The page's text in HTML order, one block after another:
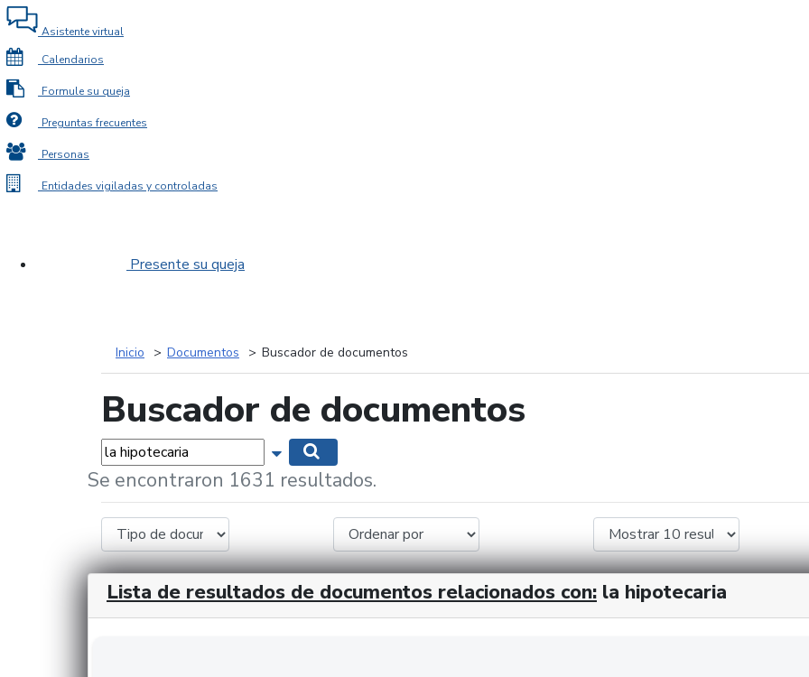
Asistente virtual
Calendarios
Formule su queja
Preguntas frecuentes
Personas
Entidades vigiladas y controladas
Presente su queja
Inicio Documentos Buscador de documentos
Buscador de documentos
Palabras... Mostrar opciones de búsqueda
Se encontraron 1631 resultados.
Lista de resultados de documentos relacionados con: la hipotecaria